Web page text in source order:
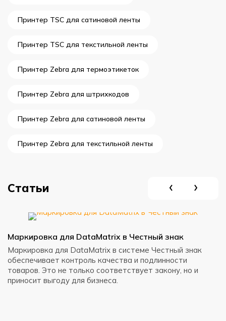
Принтер TSC для сатиновой ленты
Принтер TSC для текстильной ленты
Принтер Zebra для термоэтикеток
Принтер Zebra для штрихкодов
Принтер Zebra для сатиновой ленты
Принтер Zebra для текстильной ленты
Статьи
Маркировка для DataMatrix в Честный знак
Маркировка для DataMatrix в системе Честный знак
обеспечивает контроль качества и подлинности
товаров. Это не только соответствует закону, но и
приносит выгоду для бизнеса.